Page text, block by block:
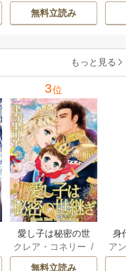
6年 vol.1063 1巻
おおつきちずる
レベッカ･ヨーク
ーディ/海野みつる
サラ･ウッド/流
水凛子
無料立読み
ザ
もっと見る
3位
愛し子は秘密の世
継ぎ
クレア・コネリー /
津寺里可子
無料立読み
身
ア